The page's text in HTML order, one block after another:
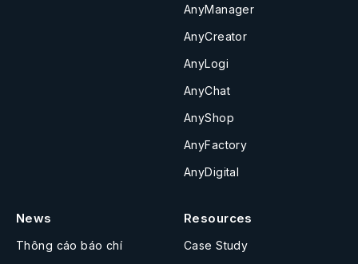
AnyManager
AnyCreator
AnyLogi
AnyChat
AnyShop
AnyFactory
AnyDigital
News
Thông cáo báo chí
Resources
Case Study